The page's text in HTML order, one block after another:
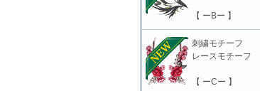
【 ーBー 】
刺繍モチーフ
レースモチーフ
【 ーCー 】